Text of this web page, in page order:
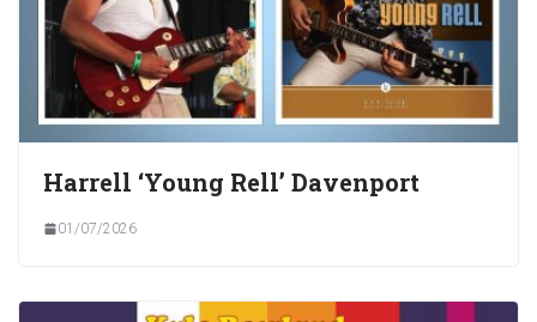
Harrell ‘Young Rell’ Davenport
01/07/2026